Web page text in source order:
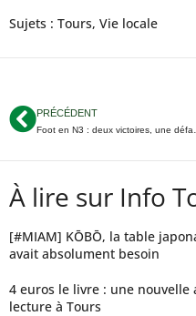
Sujets : Tours, Vie locale
PRÉCÉDENT
À lire sur Info
[#MIAM] KŌBŌ, la table
avait absolument besoin
4 euros le livre : une nouvelle
lecture à Tours